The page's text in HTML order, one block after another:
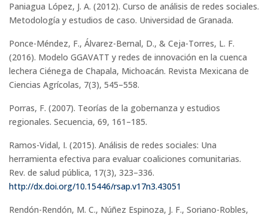
Paniagua López, J. A. (2012). Curso de análisis de redes sociales.
Metodología y estudios de caso. Universidad de Granada.
Ponce-Méndez, F., Álvarez-Bernal, D., & Ceja-Torres, L. F.
(2016). Modelo GGAVATT y redes de innovación en la cuenca
lechera Ciénega de Chapala, Michoacán. Revista Mexicana de
Ciencias Agrícolas, 7(3), 545–558.
Porras, F. (2007). Teorías de la gobernanza y estudios
regionales. Secuencia, 69, 161–185.
Ramos-Vidal, I. (2015). Análisis de redes sociales: Una
herramienta efectiva para evaluar coaliciones comunitarias.
Rev. de salud pública, 17(3), 323–336.
http://dx.doi.org/10.15446/rsap.v17n3.43051
Rendón-Rendón, M. C., Núñez Espinoza, J. F., Soriano-Robles,